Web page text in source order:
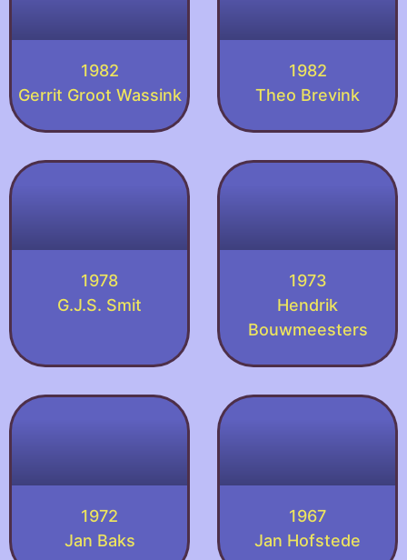
1982
Gerrit Groot Wassink
1982
Theo Brevink
1978
G.J.S. Smit
1973
Hendrik
Bouwmeesters
1972
Jan Baks
1967
Jan Hofstede